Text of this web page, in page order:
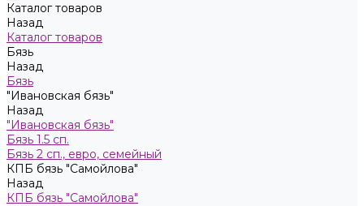
Каталог товаров
Назад
Каталог товаров
Бязь
Назад
Бязь
"Ивановская бязь"
Назад
"Ивановская бязь"
Бязь 1.5 сп.
Бязь 2 сп., евро, семейный
КПБ бязь "Самойлова"
Назад
КПБ бязь "Самойлова"